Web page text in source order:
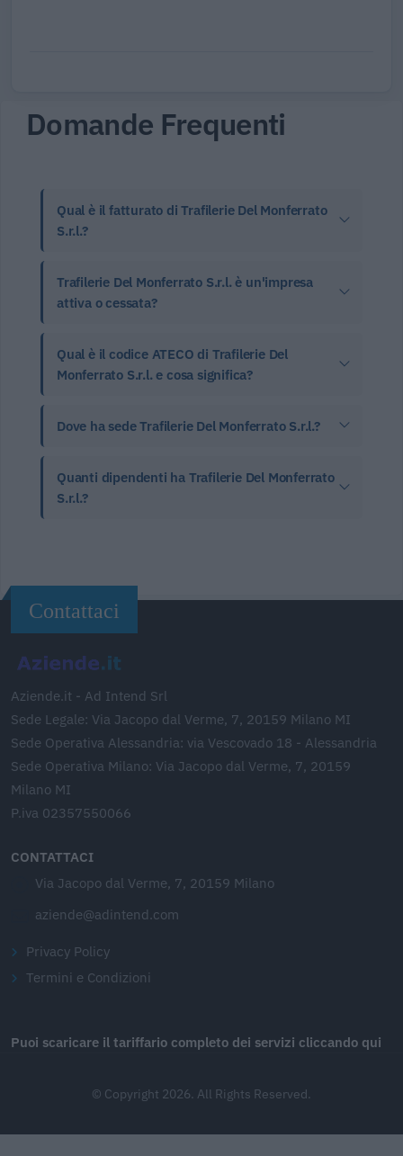
Domande Frequenti
Qual è il fatturato di Trafilerie Del Monferrato
S.r.l.?
Trafilerie Del Monferrato S.r.l. è un'impresa
attiva o cessata?
Qual è il codice ATECO di Trafilerie Del
Monferrato S.r.l. e cosa significa?
Dove ha sede Trafilerie Del Monferrato S.r.l.?
Quanti dipendenti ha Trafilerie Del Monferrato
S.r.l.?
Contattaci
Aziende.it - Ad Intend Srl
Sede Legale: Via Jacopo dal Verme, 7, 20159 Milano MI
Sede Operativa Alessandria: via Vescovado 18 - Alessandria
Sede Operativa Milano: Via Jacopo dal Verme, 7, 20159
Milano MI
P.iva 02357550066
CONTATTACI
Via Jacopo dal Verme, 7, 20159 Milano
aziende@adintend.com
Privacy Policy
Termini e Condizioni
Puoi scaricare il tariffario completo dei servizi cliccando qui
© Copyright 2026. All Rights Reserved.